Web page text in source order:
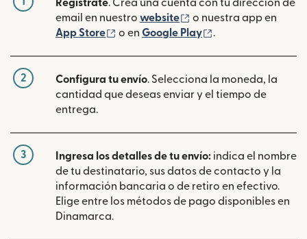
Regístrate. Crea una cuenta con tu dirección de
email en nuestro website (se abre en una
o nuestra app en
App Store
(se abre en una ventana nueva)
o en Google Play .
2 Configura tu envío. Selecciona la moneda, la
cantidad que deseas enviar y el tiempo de
entrega.
3 Ingresa los detalles de tu envío: indica el nombre
de tu destinatario, sus datos de contacto y la
información bancaria o de retiro en efectivo.
Elige entre los métodos de pago disponibles en
Dinamarca.